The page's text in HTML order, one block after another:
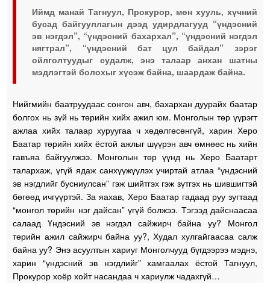
Иймд манай Тагнуул, Прокурор, мөн хууль, хүчний
бусад байгууллагын дээд удирдлагууд “үндэсний
эв нэгдэл”, “үндэсний бахархал”, “үндэсний нэгдэл
нягтрал”, “үндэсний бат цул байдал” зэрэг
ойлголтуудыг судалж, энэ талаар анхан шатны
мэдлэгтэй болохыг хүсэж байна, шаардаж байна.
Нийгмийн баатруудаас сонгон авч, бахархан дуурайх баатар
болгох нь зүй нь төрийн хийх ажил юм. Монголын төр үүрэгт
ажлаа хийх талаар хуруугаа ч хөдөлгөсөнгүй, харин Херо
Баатар төрийн хийх ёстой ажлыг шүүрэн авч өмнөөс нь хийн
гавъяа байгуулжээ. Монголын төр үүнд нь Херо Баатарт
талархаж, үгүй ядаж санхүүжүүлэх учиртай атлаа “үндэсний
эв нэгдлийг бусниулсан” гэж шийтгэх гэж зүтгэх нь шившигтэй
бөгөөд ичгүүртэй. За яахав, Херо Баатар гадаад руу зугтаад
“монгол төрийн нэг дайсан” үгүй болжээ. Тэгээд дайснаасаа
салаад Үндэсний эв нэгдэл сайжирч байна уу? Монгол
төрийн ажил сайжирч байна уу?, Худал хулгайгаасаа салж
байна уу? Энэ асуултын хариуг Монголчууд бүгдээрээ мэднэ,
харин “үндэсний эв нэгдлийг” хамгаалах ёстой Тагнуул,
Прокурор хоёр хойт насандаа ч хариулж чадахгүй…